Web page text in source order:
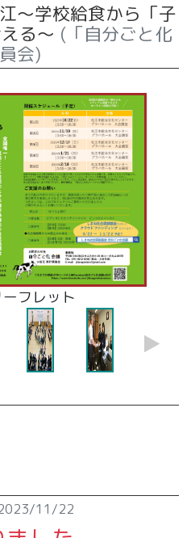
～学校給食から「子
る～ (「自分ごと化
会)
フレット
レット
会議風景写真
案書手渡し 第1期
11/22